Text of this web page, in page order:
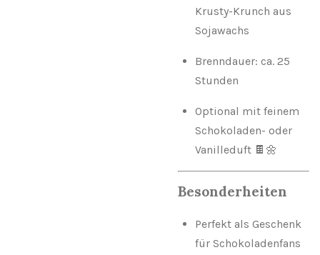
Krusty-Krunch aus
Sojawachs
Brenndauer: ca. 25
Stunden
Optional mit feinem
Schokoladen- oder
Vanilleduft 🍫🌼
Besonderheiten
Perfekt als Geschenk
für Schokoladenfans